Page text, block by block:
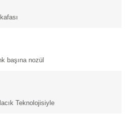
başına nozül
Teknolojisiyle